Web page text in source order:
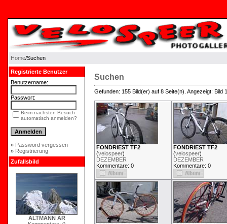
Home/Suchen
Registrierte Benutzer
Benutzername:
Passwort:
Beim nächsten Besuch
automatisch anmelden?
» Password vergessen
» Registrierung
Zufallsbild
ALTMANN AR
Suchen
Gefunden: 155 Bild(er) auf 8 Seite(n). Angezeigt: Bild
FONDRIEST TF2
(velospeer)
DEZEMBER
Kommentare: 0
FONDRIEST TF2
(velospeer)
DEZEMBER
Kommentare: 0